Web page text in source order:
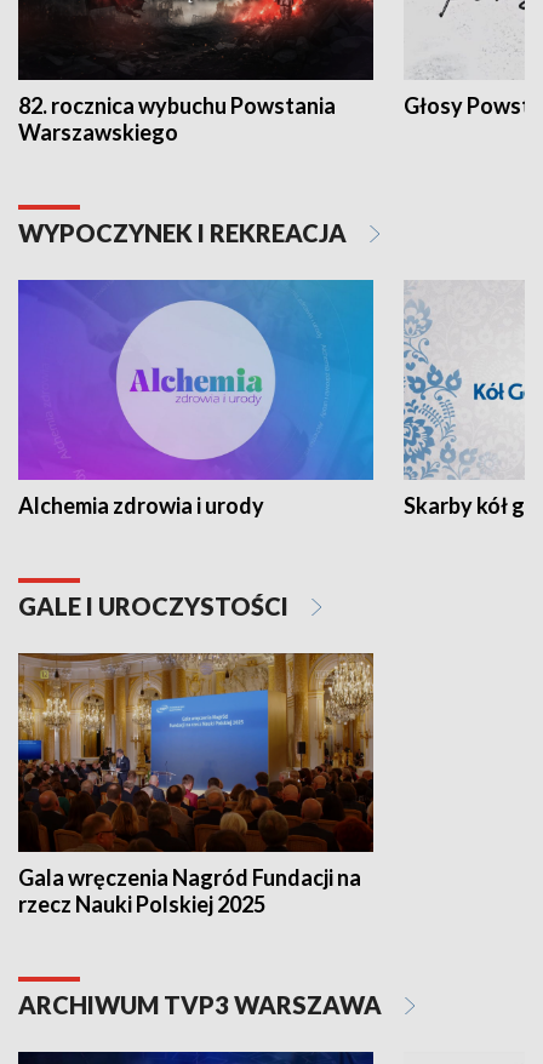
82. rocznica wybuchu Powstania
Warszawskiego
Głosy
WYPOCZYNEK I REKREACJA
Alchemia zdrowia i urody Skarby kół
GALE I UROCZYSTOŚCI
Gala wręczenia Nagród Fundacji na
rzecz Nauki Polskiej 2025
ARCHIWUM TVP3 WARSZAWA